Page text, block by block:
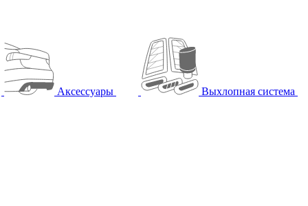
Аксессуары Выхлопная система